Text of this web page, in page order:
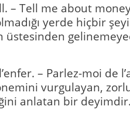
– Tell me about
yerde hiçbir
üstesinden
– Parlez-moi de
vurgulayan,
anlatan bir